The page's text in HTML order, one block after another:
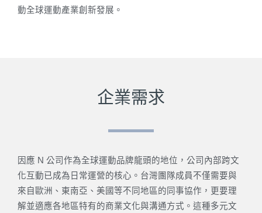
動全球運動產業創新發展。
企業需求
因應 N 公司作為全球運動品牌龍頭的地位，公司內部跨文
化互動已成為日常運營的核心。台灣團隊成員不僅需要與
來自歐洲、東南亞、美國等不同地區的同事協作，更要理
解並適應各地區特有的商業文化與溝通方式。這種多元文